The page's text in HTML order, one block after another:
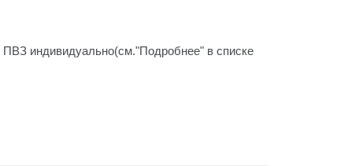
ПВЗ индивидуально(см."Подробнее" в списке